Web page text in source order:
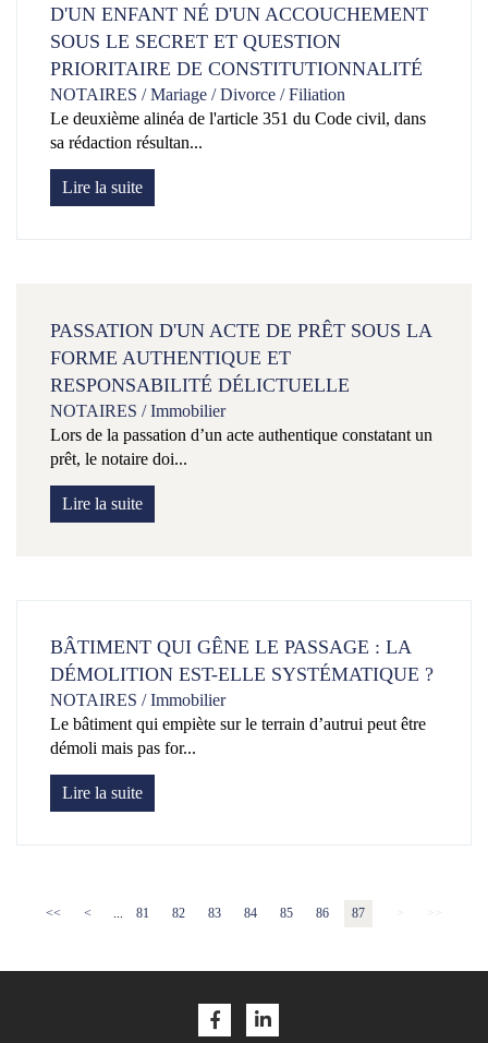
D'UN ENFANT NÉ D'UN ACCOUCHEMENT
SOUS LE SECRET ET QUESTION
PRIORITAIRE DE CONSTITUTIONNALITÉ
NOTAIRES /Mariage / Divorce / Filiation
Le deuxième alinéa de l'article 351 du Code civil, dans
sa rédaction résultan...
Lire la suite
PASSATION D'UN ACTE DE PRÊT SOUS LA
FORME AUTHENTIQUE ET
RESPONSABILITÉ DÉLICTUELLE
NOTAIRES /Immobilier
Lors de la passation d’un acte authentique constatant un
prêt, le notaire doi...
Lire la suite
BÂTIMENT QUI GÊNE LE PASSAGE : LA
DÉMOLITION EST-ELLE SYSTÉMATIQUE ?
NOTAIRES /Immobilier
Le bâtiment qui empiète sur le terrain d’autrui peut être
démoli mais pas for...
Lire la suite
<< < ... 81 82 83 84 85 86 87 > >>